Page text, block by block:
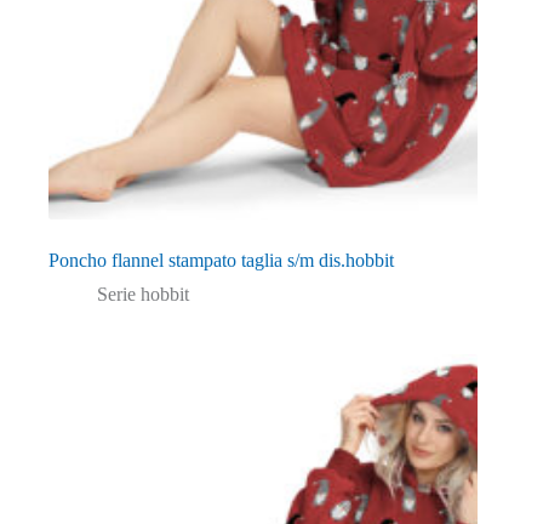
Poncho flannel stampato taglia s/m dis.hobbit
Serie hobbit